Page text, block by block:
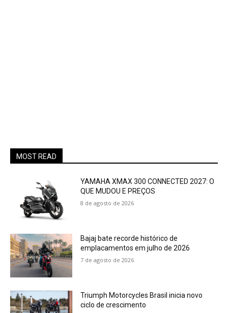
MOST READ
YAMAHA XMAX 300 CONNECTED 2027: O
QUE MUDOU E PREÇOS
8 de agosto de 2026
Bajaj bate recorde histórico de
emplacamentos em julho de 2026
7 de agosto de 2026
Triumph Motorcycles Brasil inicia novo
ciclo de crescimento